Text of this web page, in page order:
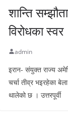
शान्ति
विरोधका स्वर
admin
इरान- संयुक्त राज्य
चर्चा तीव्र भइरहेका
थालेको छ । उत्तरपूर्वी